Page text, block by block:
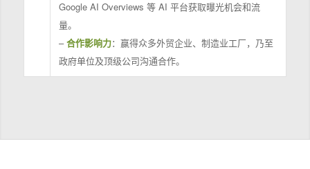
Google AI Overviews 等 AI 平台获取曝光机会和流
量。
–合作影响力：赢得众多外贸企业、制造业工厂，乃至
政府单位及顶级公司沟通合作。